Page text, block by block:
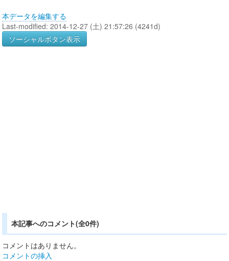
本データを編集する
Last-modified: 2014-12-27 (土) 21:57:26 (4241d)
ソーシャルボタン表示
本記事へのコメント(全0件)
コメントはありません。
コメントの挿入